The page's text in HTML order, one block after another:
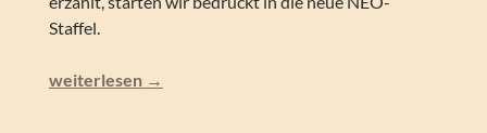
Staffel.
Perry Rhodan NEO – Aphilie (Folgen 310-319)
weiterlesen →